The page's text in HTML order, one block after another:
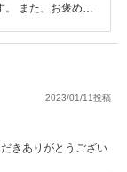
。 また、お褒めの
りの際は遊びに来
2023/01/11投稿
きありがとうござい